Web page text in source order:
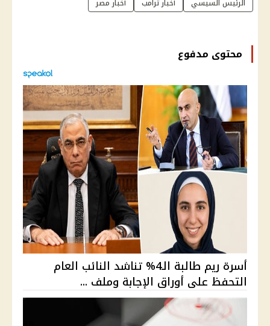
الرئيس السيسي أخبار ترامب أخبار مصر
محتوى مدفوع
أسرة ريم طالبة الـ4% تناشد النائب العام
التحفظ على أوراق الإجابة وملف ...